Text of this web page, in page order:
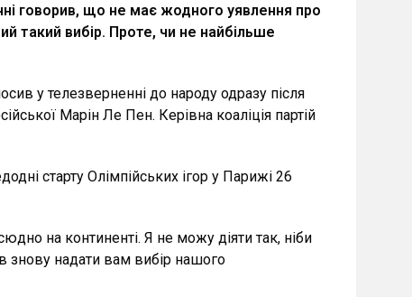
говорив, що не має жодного уявлення про
такий вибір. Проте, чи не найбільше
у телезверненні до народу одразу після
Марін Ле Пен. Керівна коаліція партій
старту Олімпійських ігор у Парижі 26
на континенті. Я не можу діяти так, ніби
знову надати вам вибір нашого